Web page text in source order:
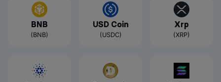
BNB
(BNB)
USD Coin
(USDC)
Xrp
(XRP)